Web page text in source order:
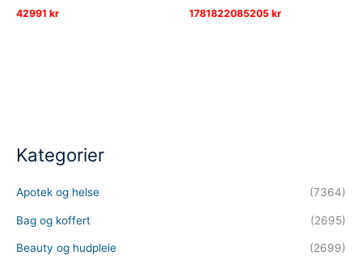
42991 kr 1781822085205 kr
Kategorier
Apotek og helse (7364)
Bag og koffert (2695)
Beauty og hudpleie (2699)